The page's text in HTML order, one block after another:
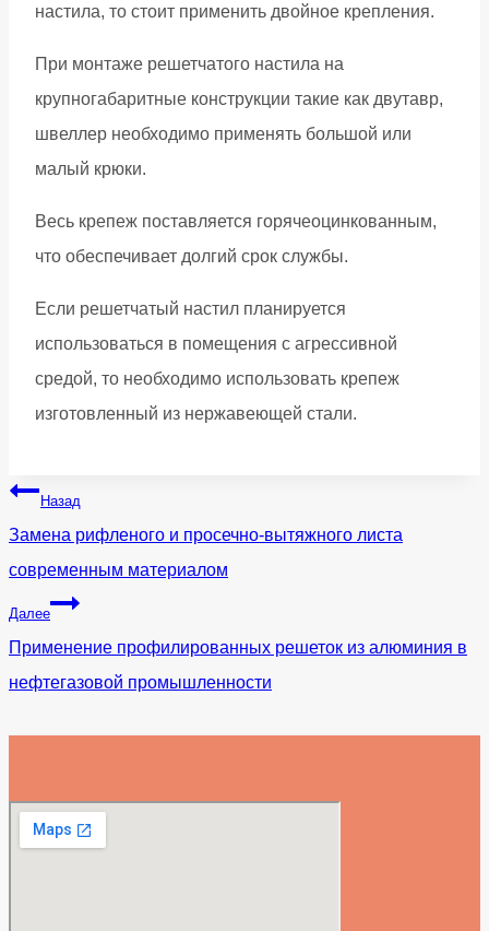
настила, то стоит применить двойное крепления.
При монтаже решетчатого настила на
крупногабаритные конструкции такие как двутавр,
швеллер необходимо применять большой или
малый крюки.
Весь крепеж поставляется горячеоцинкованным,
что обеспечивает долгий срок службы.
Если решетчатый настил планируется
использоваться в помещения с агрессивной
средой, то необходимо использовать крепеж
изготовленный из нержавеющей стали.
Навигация
по
записям
Назад
Замена рифленого и просечно-вытяжного листа
современным материалом
Далее
Применение профилированных решеток из алюминия в
нефтегазовой промышленности